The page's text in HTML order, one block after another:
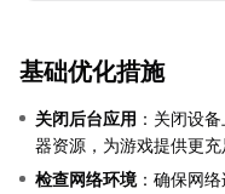
基础优化措施
关闭后台应用 ：关闭设
器资源，为游戏提供更充
检查网络环境：确保网